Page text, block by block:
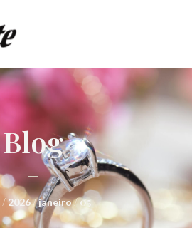
Blog
/2026/janeiro/ 05